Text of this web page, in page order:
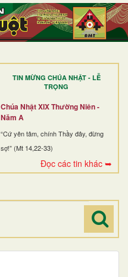
TIN MỪNG CHÚA NHẬT - LỄ
TRỌNG
Chúa Nhật XIX Thường Niên -
Năm A
“Cứ yên tâm, chính Thầy đây, đừng
sợ!” (Mt 14,22-33)
Đọc các tin khác ➥